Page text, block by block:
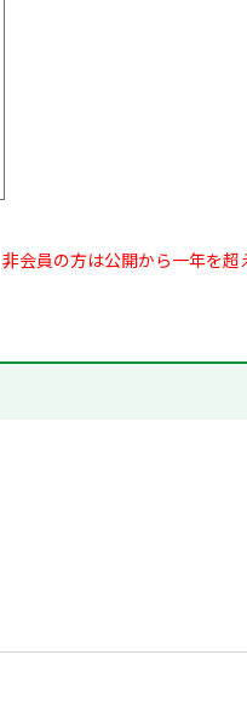
非会員の方は公開から一年を超